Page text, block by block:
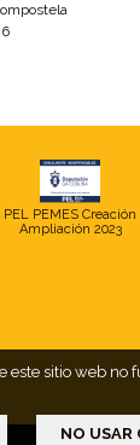
PEL PEMES Creación
Ampliación 2023
sitio web
NO USAR